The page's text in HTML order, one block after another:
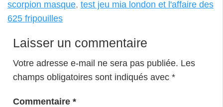
scorpion masque, test jeu mia london et l'affaire des
625 fripouilles
Laisser un commentaire
Votre adresse e-mail ne sera pas publiée. Les
champs obligatoires sont indiqués avec *
Commentaire *